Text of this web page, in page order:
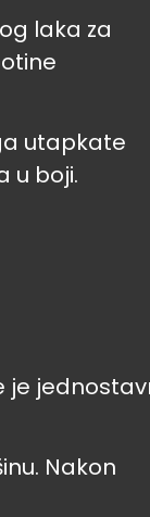
laka za
utapkate
u boji.
je
Nakon